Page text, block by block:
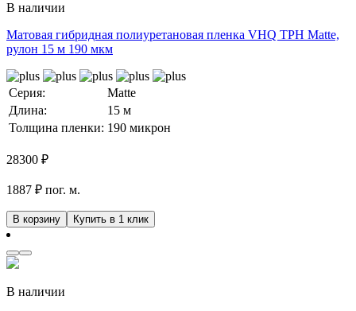
В наличии
Матовая гибридная полиуретановая пленка VHQ TPH Matte,
рулон 15 м 190 мкм
Серия:
Matte
Длина:
15 м
Толщина пленки: 190 микрон
28300 ₽
1887 ₽ пог. м.
В корзину Купить в 1 клик
В наличии